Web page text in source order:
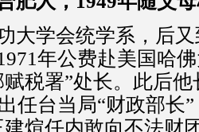
大学会统学系，后
年公费赴美国哈
赋税署”处长。此后
任台当局“财政部长
煊任内敢向不法财